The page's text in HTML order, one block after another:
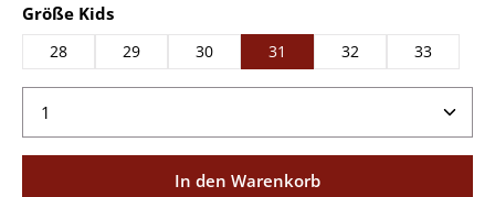
Größe Kidsauswählen
28 29 30 31 32 33
Produkt Anzahl: Gib den gewünschten Wert ein
In den Warenkorb